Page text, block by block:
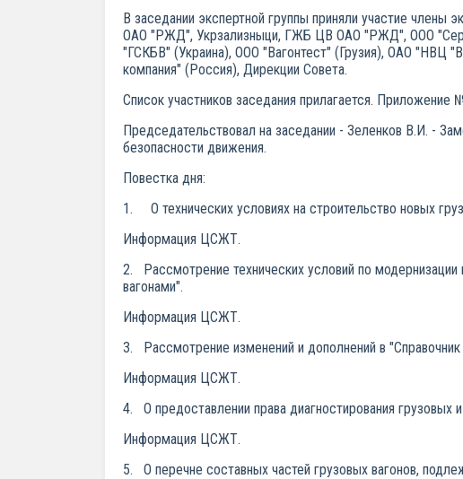
В заседании экспертной группы приняли участие
ОАО "РЖД", Укрзализныци, ГЖБ ЦВ ОАО "РЖД", ООО
"ГСКБВ" (Украина), ООО "Вагонтест" (Грузия), ОАО "НВЦ
компания" (Россия), Дирекции Совета.
Список участников заседания прилагается. Приложение
Председательствовал на заседании - Зеленков В.И. -
безопасности движения.
Повестка дня:
1. О технических условиях на строительство новых
Информация ЦСЖТ.
2. Рассмотрение технических условий по
вагонами".
Информация ЦСЖТ.
3. Рассмотрение изменений и дополнений в
Информация ЦСЖТ.
4. О предоставлении права диагностирования
Информация ЦСЖТ.
5. О перечне составных частей грузовых вагонов,